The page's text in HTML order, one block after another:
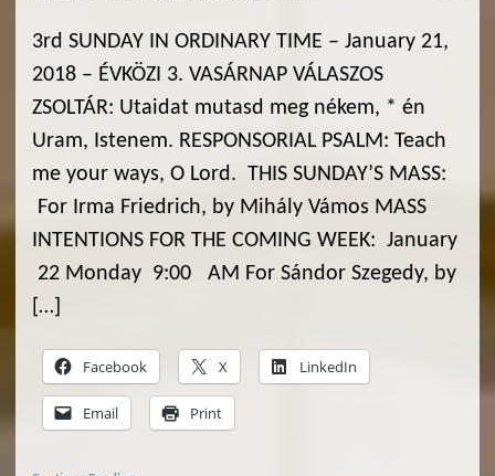
3rd SUNDAY IN ORDINARY TIME – January 21,
2018 – ÉVKÖZI 3. VASÁRNAP VÁLASZOS
ZSOLTÁR: Utaidat mutasd meg nékem, * én
Uram, Istenem. RESPONSORIAL PSALM: Teach
me your ways, O Lord. THIS SUNDAY’S MASS:
For Irma Friedrich, by Mihály Vámos MASS
INTENTIONS FOR THE COMING WEEK: January
22 Monday 9:00 AM For Sándor Szegedy, by
[…]
Facebook X LinkedIn
Email Print